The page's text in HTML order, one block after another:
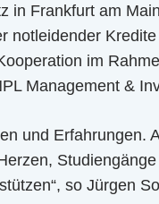
in Frankfurt am
notleidender
im
Management &
und Erfahrungen.
so Jürgen